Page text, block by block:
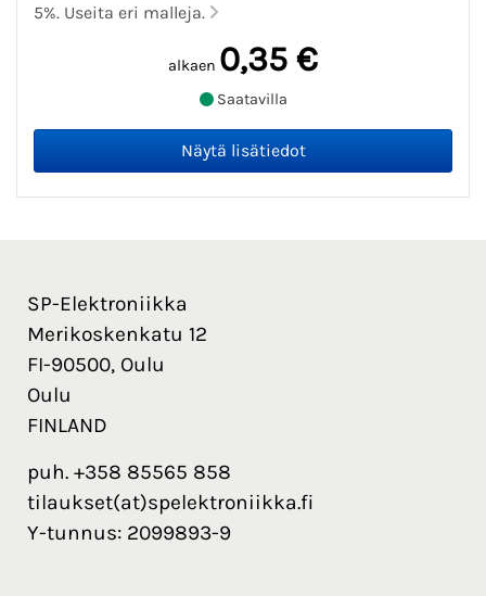
5%. Useita eri malleja.
alkaen 0,35 €
Saatavilla
SP-Elektroniikka
Merikoskenkatu 12
FI-90500, Oulu
Oulu
FINLAND
puh. +358 85565 858
tilaukset(at)spelektroniikka.fi
Y-tunnus: 2099893-9